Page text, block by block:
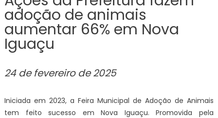
adoção de animais
aumentar 66% em Nova
Iguaçu
24 de fevereiro de 2025
Iniciada em 2023, a Feira Municipal de Adoção de Animais
tem feito sucesso em Nova Iguaçu. Promovida pela